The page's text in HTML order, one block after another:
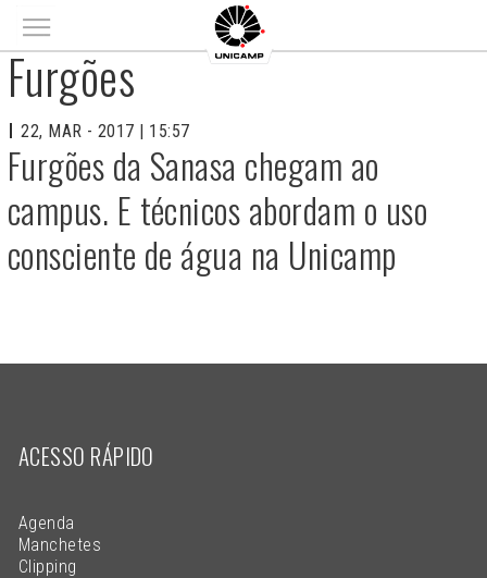
Main menu
Furgões
22, MAR - 2017 | 15:57
Furgões da Sanasa chegam ao
campus. E técnicos abordam o uso
consciente de água na Unicamp
ACESSO RÁPIDO
Agenda
Manchetes
Clipping